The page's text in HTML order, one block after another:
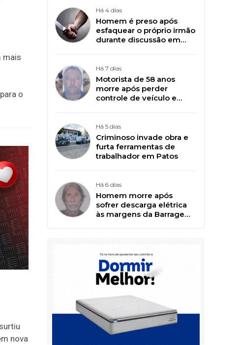
mais
o
nova
Há 4 dias
Homem é preso após
esfaquear o próprio irmão
durante discussão em
Há 7 dias
Motorista de 58 anos
morre após perder
controle de veículo e
Há 5 dias
Criminoso invade obra e
furta ferramentas de
trabalhador em Patos
Há 6 dias
Homem morre após
sofrer descarga elétrica
às margens da Barragem